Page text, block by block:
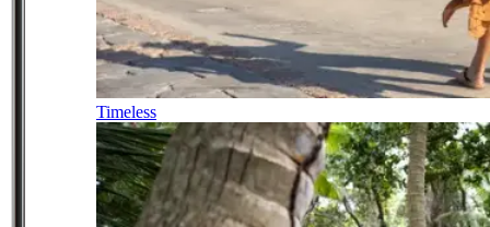
Timeless